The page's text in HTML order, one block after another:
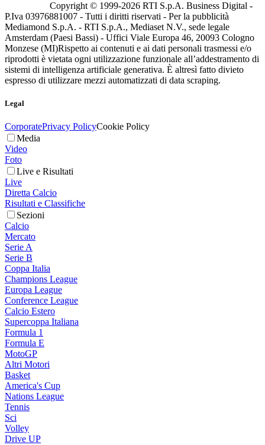
Copyright © 1999-2026 RTI S.p.A. Business Digital -
P.Iva 03976881007 - Tutti i diritti riservati - Per la pubblicità
Mediamond S.p.A. - RTI S.p.A., Mediaset N.V., sede legale
Amsterdam (Paesi Bassi) - Uffici Viale Europa 46, 20093 Cologno
Monzese (MI)Rispetto ai contenuti e ai dati personali trasmessi e/o
riprodotti è vietata ogni utilizzazione funzionale all’addestramento di
sistemi di intelligenza artificiale generativa. È altresì fatto divieto
espresso di utilizzare mezzi automatizzati di data scraping.
Legal
CorporatePrivacy PolicyCookie Policy
Media
Video
Foto
Live e Risultati
Live
Diretta Calcio
Risultati e Classifiche
Sezioni
Calcio
Mercato
Serie A
Serie B
Coppa Italia
Champions League
Europa League
Conference League
Calcio Estero
Supercoppa Italiana
Formula 1
Formula E
MotoGP
Altri Motori
Basket
America's Cup
Nations League
Tennis
Sci
Volley
Drive UP